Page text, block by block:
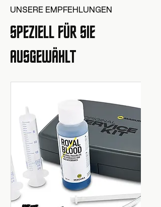
UNSERE EMPFEHLUNGEN
SPEZIELL FÜR SIE
AUSGEWÄHLT